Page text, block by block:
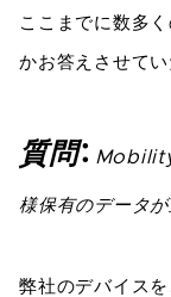
ここまでに数多
かお答えさせてい
質問
様保有のデータが
弊社のデバイス